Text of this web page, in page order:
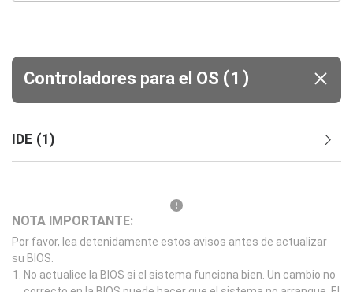
Controladores para el OS (1 )
IDE (1)
NOTA IMPORTANTE:
Por favor, lea detenidamente estos avisos antes de actualizar
su BIOS.
No actualice la BIOS si el sistema funciona bien. Un cambio no